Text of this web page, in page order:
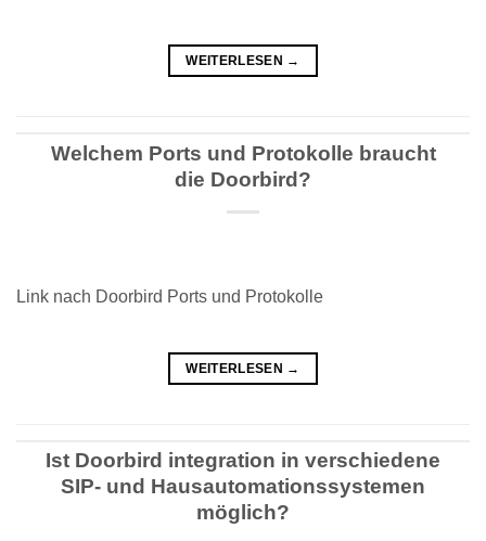
WEITERLESEN →
Welchem Ports und Protokolle braucht
die Doorbird?
Link nach Doorbird Ports und Protokolle
WEITERLESEN →
Ist Doorbird integration in verschiedene
SIP- und Hausautomationssystemen
möglich?